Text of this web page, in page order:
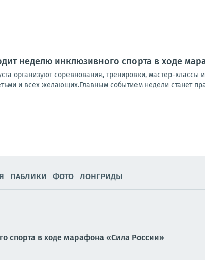
неделю инклюзивного спорта в ходе
организуют соревнования, тренировки, мастер-
и всех желающих.Главным событием недели станет
ПАБЛИКИ ФОТО ЛОНГРИДЫ
спорта в ходе марафона «Сила России»